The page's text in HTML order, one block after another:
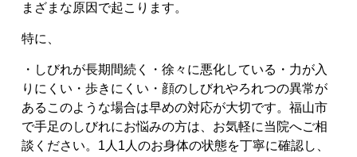
まざまな原因で起こります。
特に、
・しびれが長期間続く ・徐々に悪化している ・力が入
りにくい ・歩きにくい ・顔のしびれやろれつの異常が
ある このような場合は早めの対応が大切です。 福山市
で手足のしびれにお悩みの方は、お気軽に当院へご相
談ください。 1人1人のお身体の状態を丁寧に確認し、